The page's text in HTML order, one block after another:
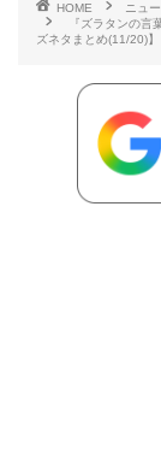
o e
HOME
ニュ
『ズラタンの言
ズネタまとめ(11/20)】